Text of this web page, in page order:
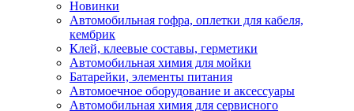
Новинки
Автомобильная гофра, оплетки для кабеля,
кембрик
Клей, клеевые составы, герметики
Автомобильная химия для мойки
Батарейки, элементы питания
Автомоечное оборудование и аксессуары
Автомобильная химия для сервисного